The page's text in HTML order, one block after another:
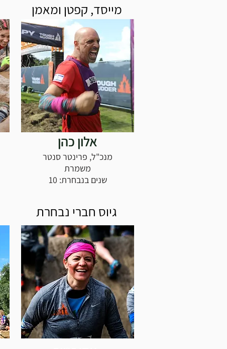
מייסד, קפטן ומאמן
אלון כהן
מנכ"ל, פרינטר סנטר
משמרת
שנים בנבחרת: 10
גיוס חברי נבחרת